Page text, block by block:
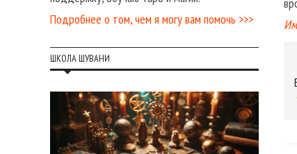
Подробнее о том, чем я могу вам помочь >>>
ШКОЛА ШУВАНИ